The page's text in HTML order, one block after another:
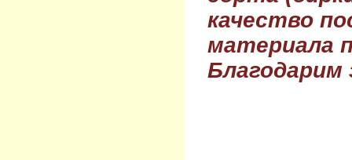
качество
материала
Благодарим